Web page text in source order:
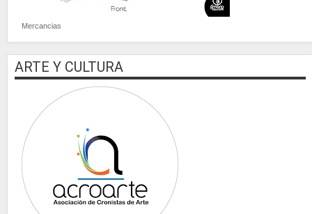
Mercancias
ARTE Y CULTURA